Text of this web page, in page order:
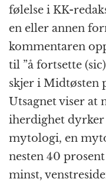
følelse i KK-
en eller annen
kommentaren
til ”å fortsette
skjer i Midtøsten
Utsagnet viser at
iherdighet dyrker
mytologi, en
nesten 40
minst,